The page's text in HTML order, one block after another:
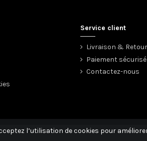
Service client
Livraison & Retour
Paiement sécurisé
Contactez-nous
l’utilisation de cookies pour